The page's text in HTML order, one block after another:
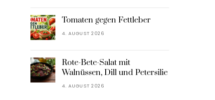
Tomaten gegen Fettleber
4. AUGUST 2026
Rote-Bete-Salat mit
Walnüssen, Dill und Petersilie
4. AUGUST 2026